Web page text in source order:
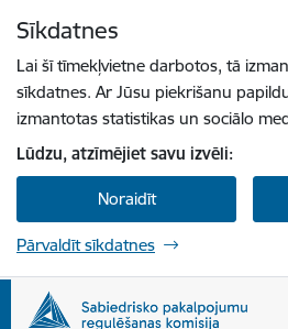
Sīkdatnes
Lai šī tīmekļvietne darbotos, tā
sīkdatnes. Ar Jūsu piekrišanu
izmantotas statistikas un sociālo
Lūdzu, atzīmējiet savu izvēli:
Noraidīt
Pārvaldīt sīkdatnes